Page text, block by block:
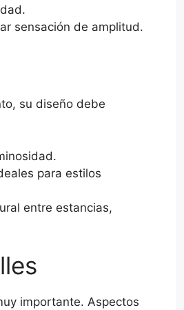
sensación de amplitud.
su diseño debe
para estilos
entre estancias,
importante. Aspectos